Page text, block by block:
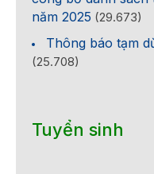
năm 2025 (29.673)
Thông báo tạm
(25.708)
Tuyển sinh